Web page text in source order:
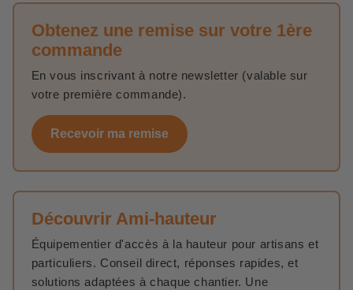
Obtenez une remise sur votre 1ère
commande
En vous inscrivant à notre newsletter (valable sur
votre première commande).
Recevoir ma remise
Découvrir Ami-hauteur
Équipementier d'accès à la hauteur pour artisans et
particuliers. Conseil direct, réponses rapides, et
solutions adaptées à chaque chantier. Une